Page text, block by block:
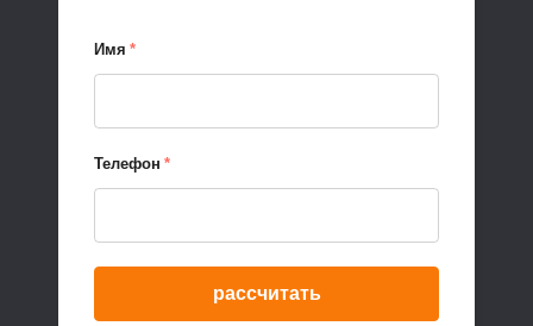
Имя *
Телефон *
рассчитать